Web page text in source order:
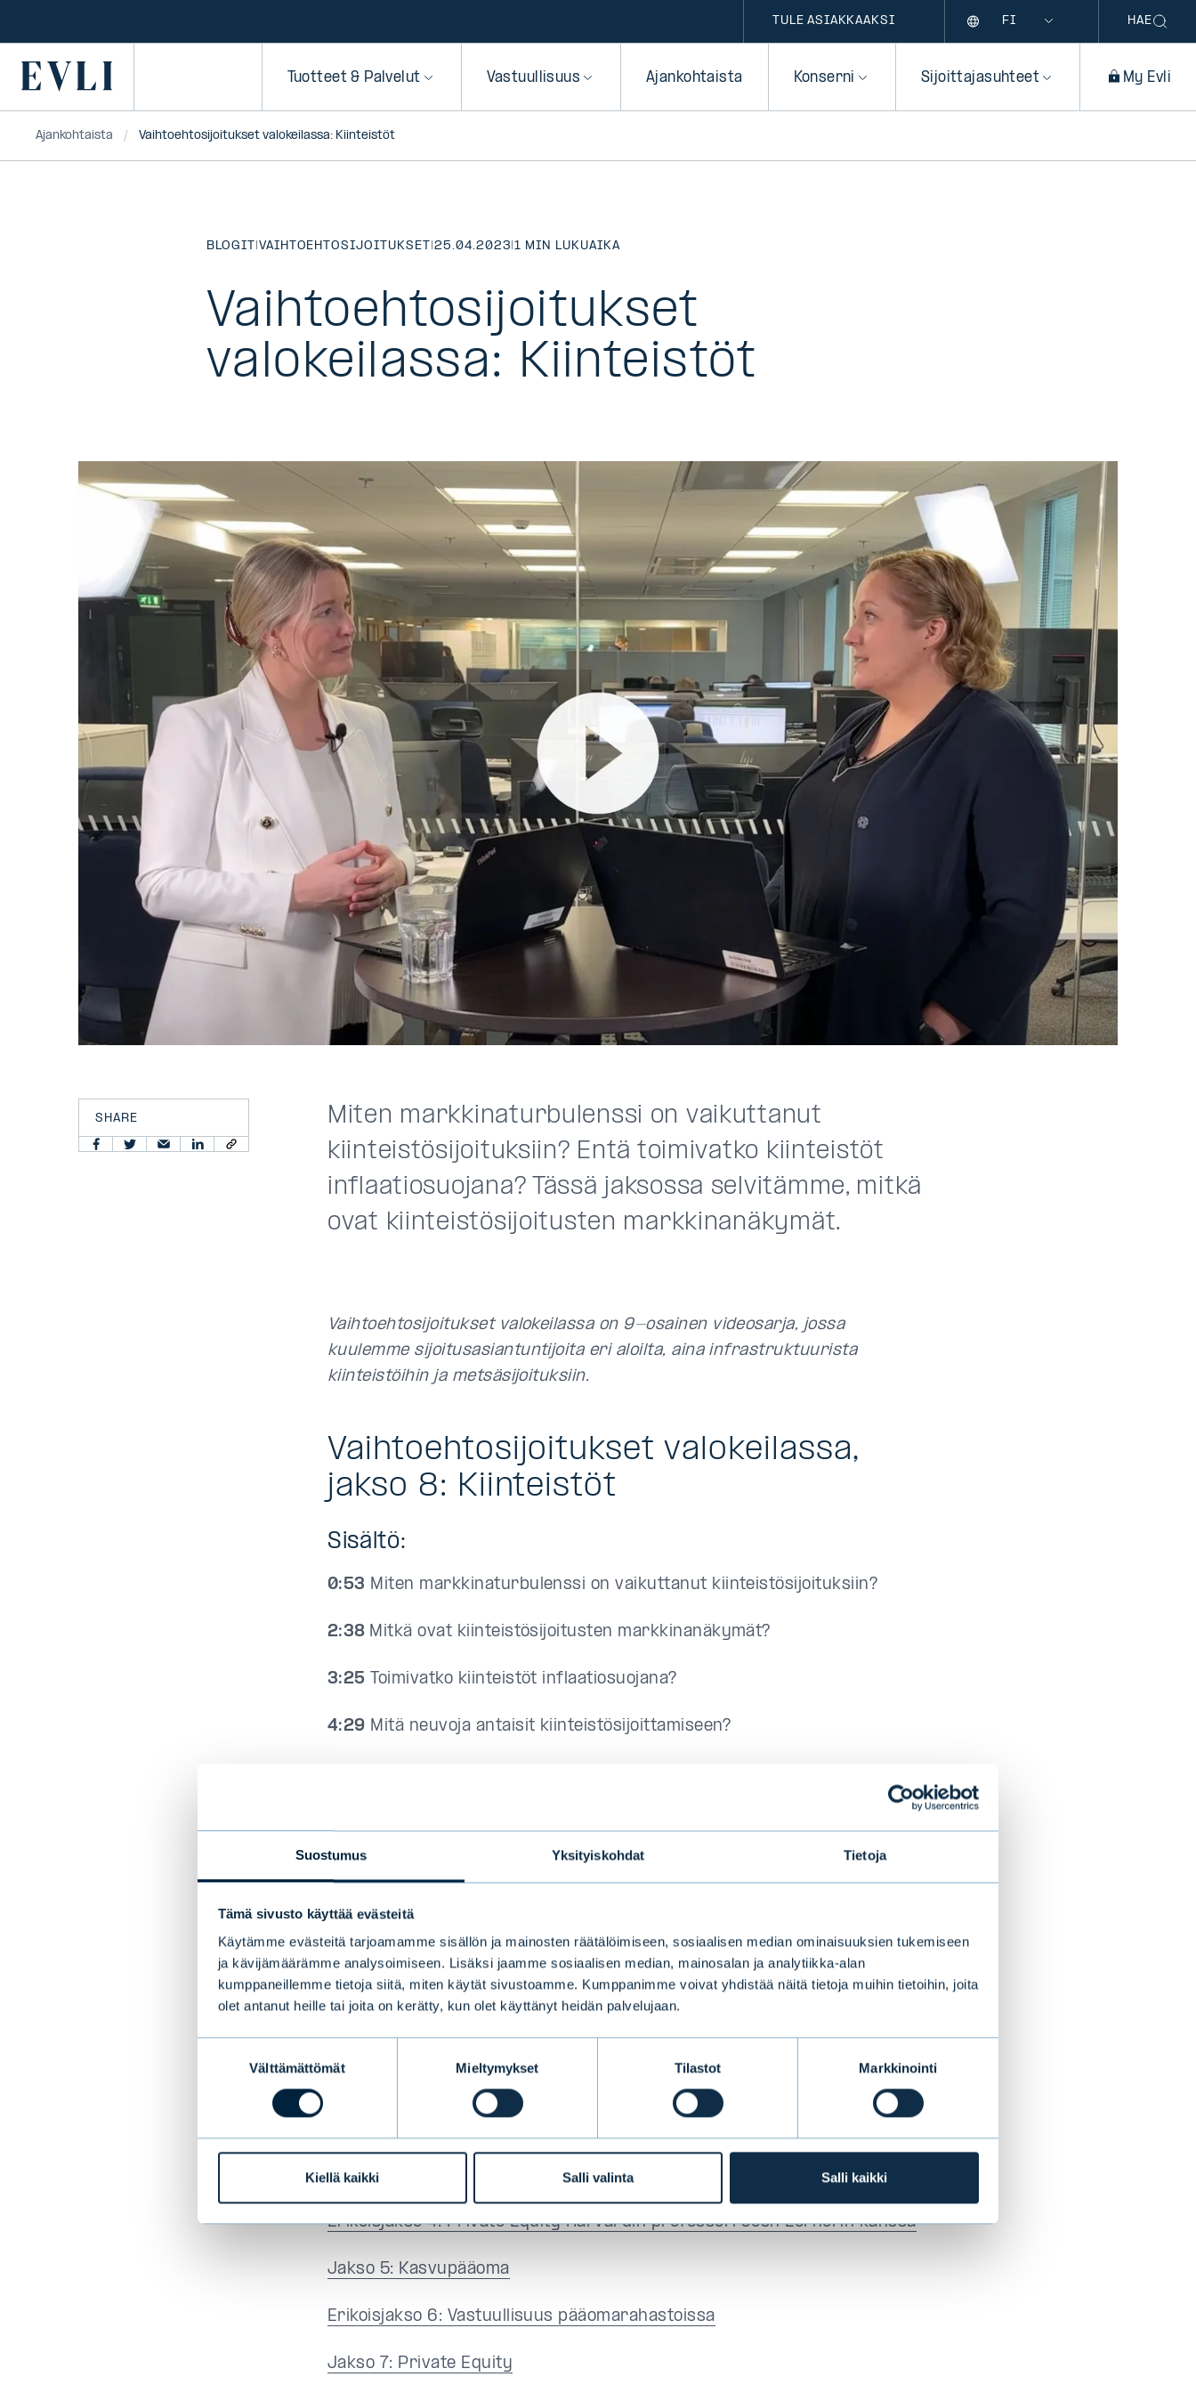
Suostumus Yksityiskohdat Tietoja
Tämä sivusto käyttää evästeitä
Käytämme evästeitä tarjoamamme sisällön ja mainosten räätälöimiseen, sosiaalisen median ominaisuuksien tukemiseen
ja kävijämäärämme analysoimiseen. Lisäksi jaamme sosiaalisen median, mainosalan ja analytiikka-alan
kumppaneillemme tietoja siitä, miten käytät sivustoamme. Kumppanimme voivat yhdistää näitä tietoja muihin tietoihin, joita
olet antanut heille tai joita on kerätty, kun olet käyttänyt heidän palvelujaan.
Välttämättömät Mieltymykset Tilastot Markkinointi
Kiellä kaikki Salli valinta Salli kaikki
TULE ASIAKKAAKSI HAE
Primary Tuotteet & Palvelut Vastuullisuus Ajankohtaista Konserni Sijoittajasuhteet My Evli
Ajankohtaista Vaihtoehtosijoitukset valokeilassa: Kiinteistöt
BLOGIT |VAIHTOEHTOSIJOITUKSET |25.04.2023|1 MIN LUKUAIKA
Vaihtoehtosijoitukset
valokeilassa: Kiinteistöt
SHARE
Miten markkinaturbulenssi on vaikuttanut
kiinteistösijoituksiin? Entä toimivatko kiinteistöt
inflaatiosuojana? Tässä jaksossa selvitämme, mitkä
ovat kiinteistösijoitusten markkinanäkymät.
Vaihtoehtosijoitukset valokeilassa on 9-osainen videosarja, jossa
kuulemme sijoitusasiantuntijoita eri aloilta, aina infrastruktuurista
kiinteistöihin ja metsäsijoituksiin.
Vaihtoehtosijoitukset valokeilassa,
jakso 8: Kiinteistöt
Sisältö:
0:53 Miten markkinaturbulenssi on vaikuttanut kiinteistösijoituksiin?
2:38 Mitkä ovat kiinteistösijoitusten markkinanäkymät?
3:25 Toimivatko kiinteistöt inflaatiosuojana?
4:29 Mitä neuvoja antaisit kiinteistösijoittamiseen?
6:58
Miten sijoittajat voivat varmistaa, että kiinteistöjä hoidetaan
Katso muut jaksot:
Aiemmat jaksot:
Jakso 1: Infrastruktuuri
Jakso 3: Metsä
Erikoisjakso 4: Private Equity Harvardin professori Josh Lernerin kanssa
Jakso 5: Kasvupääoma
Erikoisjakso 6: Vastuullisuus pääomarahastoissa
Jakso 7: Private Equity